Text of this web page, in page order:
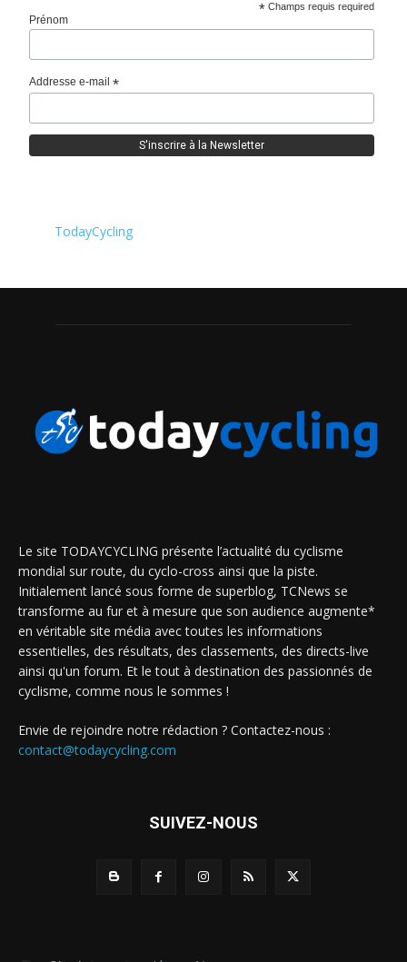
* Champs requis required
Prénom
Addresse e-mail*
TodayCycling
Le site TODAYCYCLING présente l’actualité du cyclisme
mondial sur route, du cyclo-cross ainsi que la piste.
Initialement lancé sous forme de superblog, TCNews se
transforme au fur et à mesure que son audience augmente*
en véritable site média avec toutes les informations
essentielles, des résultats, des classements, des directs-live
ainsi qu'un forum. Et le tout à destination des passionnés de
cyclisme, comme nous le sommes !
Envie de rejoindre notre rédaction ? Contactez-nous :
contact@todaycycling.com
SUIVEZ-NOUS